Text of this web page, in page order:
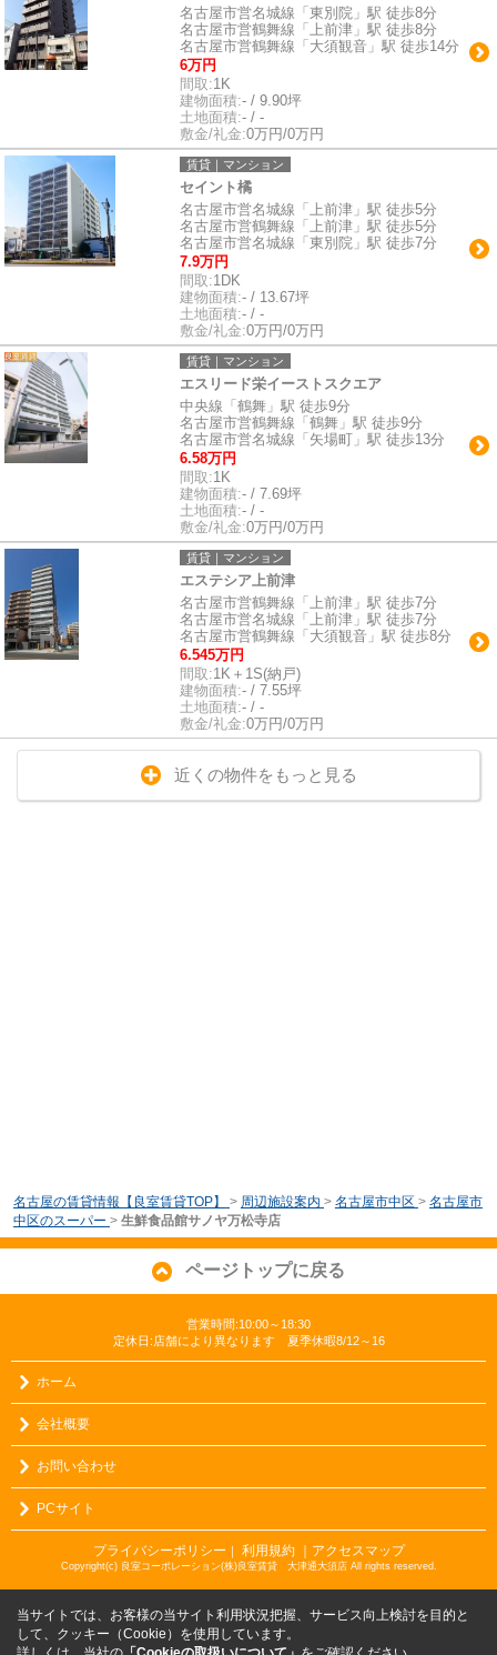
名古屋市営名城線「東別院」駅 徒歩8分
名古屋市営鶴舞線「上前津」駅 徒歩8分
名古屋市営鶴舞線「大須観音」駅 徒歩14分
6万円
間取:1K
建物面積:- / 9.90坪
土地面積:- / -
敷金/礼金:0万円/0万円
賃貸｜マンション
セイント橘
名古屋市営名城線「上前津」駅 徒歩5分
名古屋市営鶴舞線「上前津」駅 徒歩5分
名古屋市営名城線「東別院」駅 徒歩7分
7.9万円
間取:1DK
建物面積:- / 13.67坪
土地面積:- / -
敷金/礼金:0万円/0万円
賃貸｜マンション
エスリード栄イーストスクエア
中央線「鶴舞」駅 徒歩9分
名古屋市営鶴舞線「鶴舞」駅 徒歩9分
名古屋市営名城線「矢場町」駅 徒歩13分
6.58万円
間取:1K
建物面積:- / 7.69坪
土地面積:- / -
敷金/礼金:0万円/0万円
賃貸｜マンション
エステシア上前津
名古屋市営鶴舞線「上前津」駅 徒歩7分
名古屋市営名城線「上前津」駅 徒歩7分
名古屋市営鶴舞線「大須観音」駅 徒歩8分
6.545万円
間取:1K＋1S(納戸)
建物面積:- / 7.55坪
土地面積:- / -
敷金/礼金:0万円/0万円
近くの物件をもっと見る
名古屋の賃貸情報【良室賃貸TOP】 > 周辺施設案内 > 名古屋市中区 > 名古屋市
中区のスーパー > 生鮮食品館サノヤ万松寺店
ページトップに戻る
営業時間:10:00～18:30
定休日:店舗により異なります 夏季休暇8/12～16
ホーム
会社概要
お問い合わせ
PCサイト
プライバシーポリシー ｜ 利用規約 ｜アクセスマップ
Copyright(c) 良室コーポレーション(株)良室賃貸 大津通大須店 All rights reserved.
当サイトでは、お客様の当サイト利用状況把握、サービス向上検討を目的と
して、クッキー（Cookie）を使用しています。